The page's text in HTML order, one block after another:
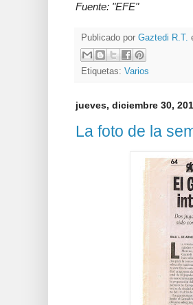
Fuente: "EFE"
Publicado por Gaztedi R.T.
Etiquetas: Varios
jueves, diciembre 30,
La foto de la